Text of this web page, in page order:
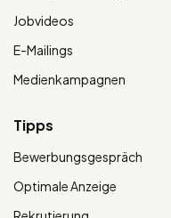
Jobvideos
E-Mailings
Medienkampagnen
Tipps
Bewerbungsgespräch
Optimale Anzeige